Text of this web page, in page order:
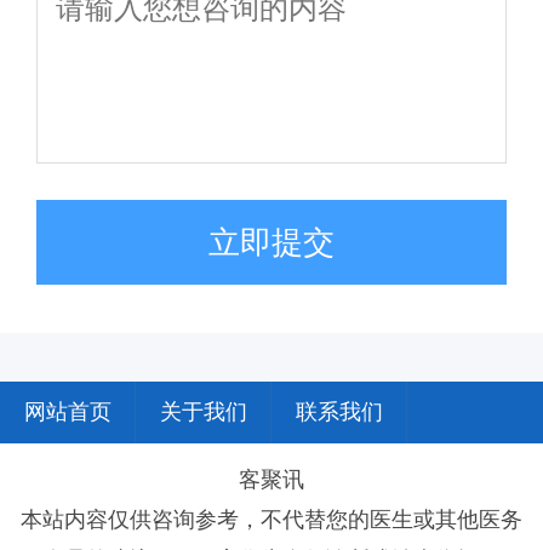
立即提交
网站首页 关于我们 联系我们
客聚讯
本站内容仅供咨询参考，不代替您的医生或其他医务